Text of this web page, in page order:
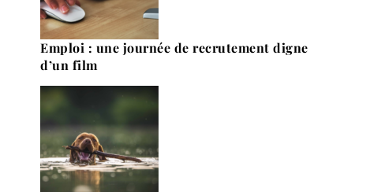
Emploi : une journée de recrutement digne
d’un film